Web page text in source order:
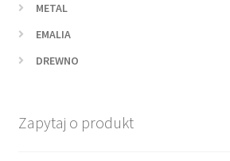
METAL
EMALIA
DREWNO
Zapytaj o produkt